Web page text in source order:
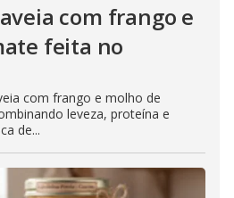
com frango e
feita no
com frango e molho de
leveza, proteína e
de...